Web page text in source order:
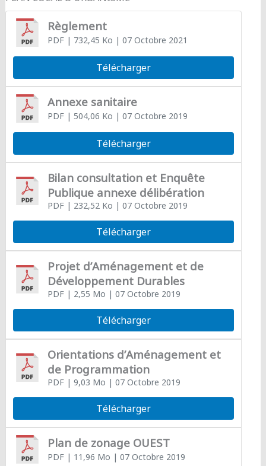
Règlement
PDF| 732,45 Ko | 07 Octobre 2021
Télécharger
Annexe sanitaire
PDF| 504,06 Ko | 07 Octobre 2019
Télécharger
Bilan consultation et Enquête
Publique annexe délibération
PDF| 232,52 Ko | 07 Octobre 2019
Télécharger
Projet d’Aménagement et de
Développement Durables
PDF| 2,55 Mo | 07 Octobre 2019
Télécharger
Orientations d’Aménagement et
de Programmation
PDF| 9,03 Mo | 07 Octobre 2019
Télécharger
Plan de zonage OUEST
PDF| 11,96 Mo | 07 Octobre 2019